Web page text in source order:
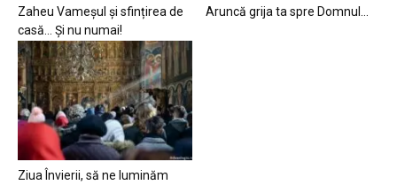
Zaheu Vameșul și sfințirea de
casă… Și nu numai!
Aruncă grija ta spre Domnul…
Ziua Învierii, să ne luminăm